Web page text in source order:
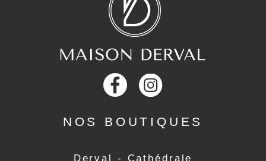
NOS BOUTIQUES
Derval - Cathédrale